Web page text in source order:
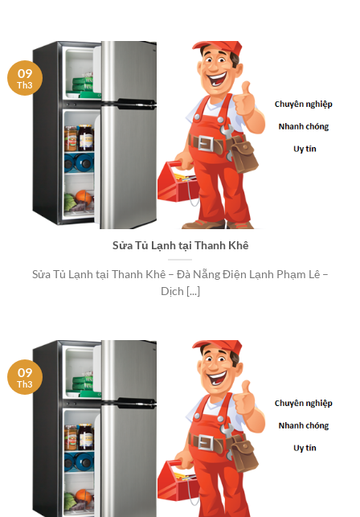
Sửa Tủ Lạnh tại Thanh Khê
Sửa Tủ Lạnh tại Thanh Khê – Đà Nẵng Điện Lạnh Phạm Lê –
Dịch [...]
09
Th3
09
Th3